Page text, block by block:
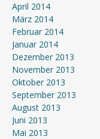
April 2014
März 2014
Februar 2014
Januar 2014
Dezember 2013
November 2013
Oktober 2013
September 2013
August 2013
Juni 2013
Mai 2013